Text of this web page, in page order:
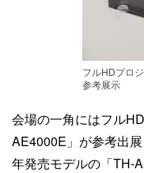
フルHDプロ
参考展示
会場の一角にはフル
AE4000E」が参考出
年発売モデルの「TH-